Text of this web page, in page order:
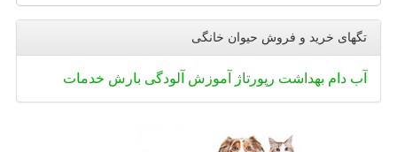
تگهای خرید و فروش حیوان خانگی
آب دام بهداشت رپورتاژ آموزش آلودگی بارش خدمات